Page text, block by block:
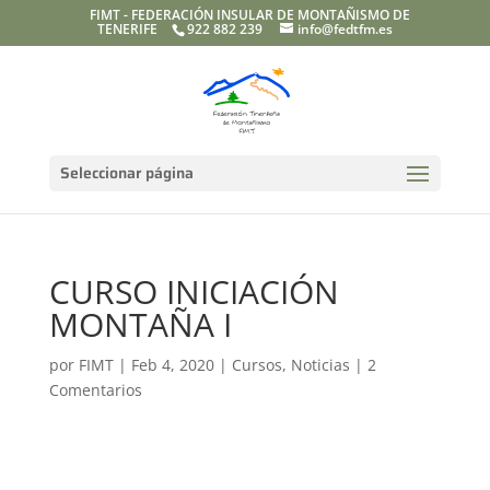
FIMT - FEDERACIÓN INSULAR DE MONTAÑISMO DE
TENERIFE 922 882 239 info@fedtfm.es
Seleccionar página
CURSO INICIACIÓN
MONTAÑA I
por FIMT| Feb 4, 2020| Cursos, Noticias | 2
Comentarios